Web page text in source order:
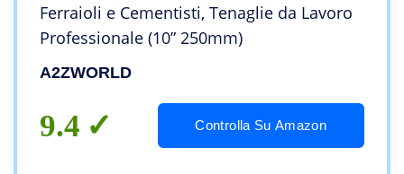
Ferraioli e Cementisti, Tenaglie da Lavoro
Professionale (10” 250mm)
A2ZWORLD
9.4 Controlla Su Amazon